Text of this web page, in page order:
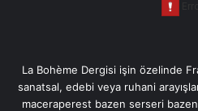
La Bohème Dergisi işin özelinde
sanatsal, edebi veya ruhani
maceraperest bazen serseri bazen